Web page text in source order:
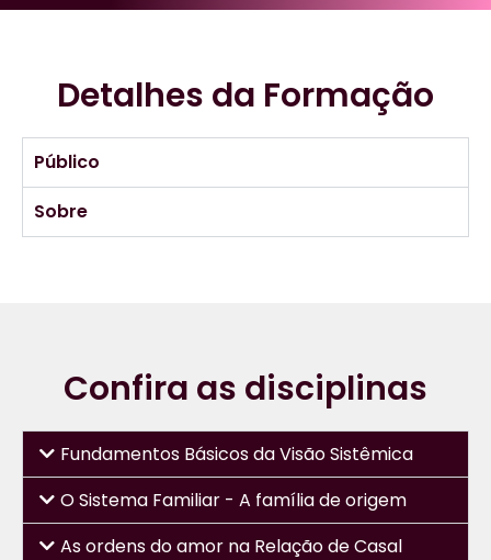
Detalhes da Formação
Público
Sobre
Confira as disciplinas
Fundamentos Básicos da Visão Sistêmica
O Sistema Familiar - A família de origem
As ordens do amor na Relação de Casal